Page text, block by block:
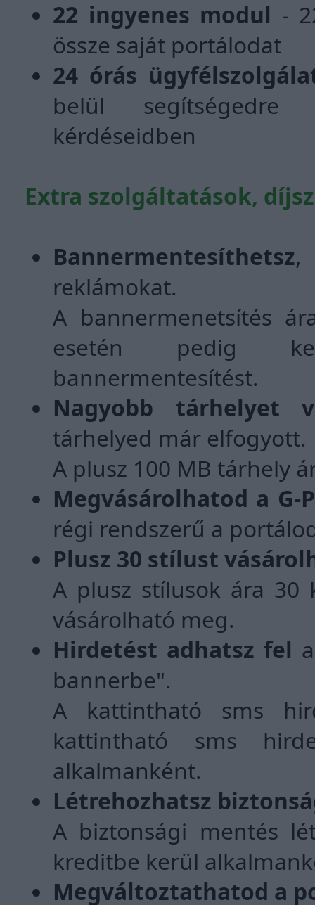
22 ingyenes modul -
össze saját portálodat
24 órás
belül segítségedre
kérdéseidben
Extra szolgáltatások,
Bannermentesíthetsz,
reklámokat.
A bannermenetsítés
esetén pedig
bannermentesítést.
Nagyobb tárhelyet
tárhelyed már elfogyott.
A plusz 100 MB tárhely
Megvásárolhatod a
régi rendszerű a
Plusz 30 stílust
A plusz stílusok ára 30
vásárolható meg.
Hirdetést adhatsz fel
bannerbe".
A kattintható sms
kattintható sms
alkalmanként.
Létrehozhatsz
A biztonsági mentés
kreditbe kerül
Megváltoztathatod a